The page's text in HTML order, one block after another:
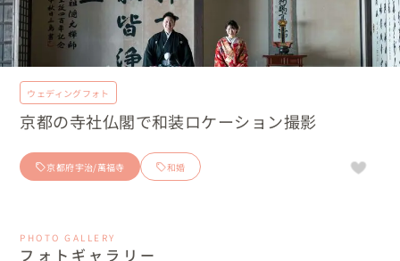
ウェディングフォト
京都の寺社仏閣で和装ロケーション撮影
京都府宇治/萬福寺 和婚
PHOTO GALLERY
フォトギャラリー